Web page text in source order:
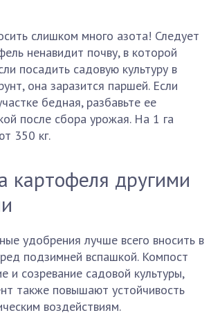
слишком много азота! Следует
ненавидит почву, в которой
посадить садовую культуру в
она заразится паршей. Если
бедная, разбавьте ее
после сбора урожая. На 1 га
350 кг.
картофеля другими
удобрения лучше всего вносить в
подзимней вспашкой. Компост
и созревание садовой культуры,
также повышают устойчивость
воздействиям.